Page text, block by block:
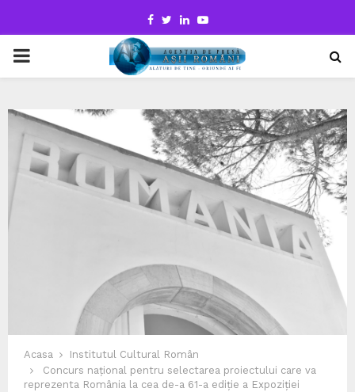
Facebook
TwitterLinkedinYoutube
PRIMARY
Acasa
Institutul Cultural Român
Concurs național pentru selectarea proiectului care va
reprezenta România la cea de-a 61-a ediție a Expoziției